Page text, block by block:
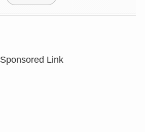
Sponsored Link